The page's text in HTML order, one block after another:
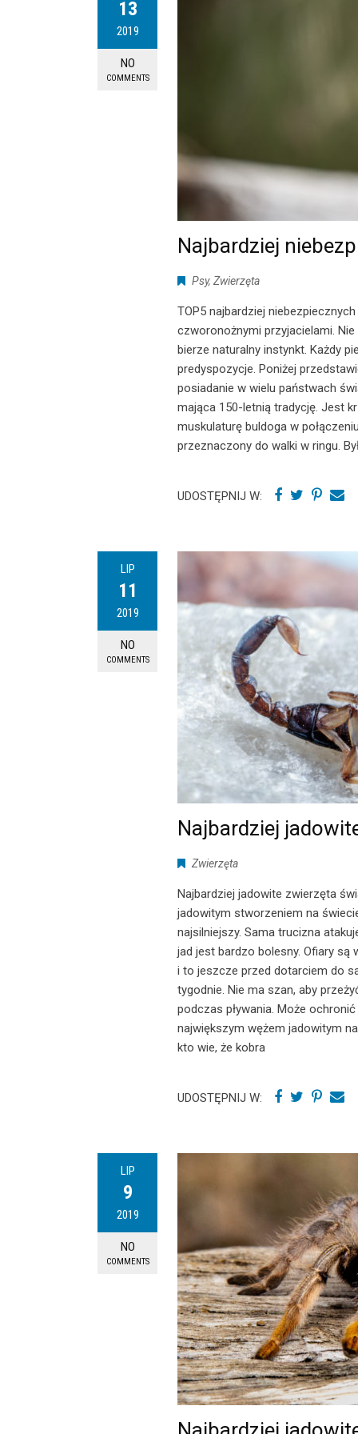
13
2019
NO
COMMENTS
Najbardziej
Psy, Zwierzęta
TOP5 najbardziej
czworonożnymi przyjacielami.
bierze naturalny instynkt. Każdy
predyspozycje. Poniżej
posiadanie w wielu państwach
mająca 150-letnią tradycję. Jest
muskulaturę buldoga w
przeznaczony do walki w ringu.
UDOSTĘPNIJ W:
LIP
11
2019
NO
COMMENTS
Najbardziej
Zwierzęta
Najbardziej jadowite zwierzęta
jadowitym stworzeniem na
najsilniejszy. Sama trucizna
jad jest bardzo bolesny. Ofiary
i to jeszcze przed dotarciem do
tygodnie. Nie ma szan, aby
podczas pływania. Może
największym wężem jadowitym
kto wie, że kobra
UDOSTĘPNIJ W:
LIP
9
2019
NO
COMMENTS